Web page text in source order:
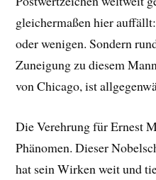
gleichermaßen hier
oder wenigen. Sondern
Zuneigung zu diesem
von Chicago, ist
Die Verehrung für Ernest
Phänomen. Dieser
hat sein Wirken weit und